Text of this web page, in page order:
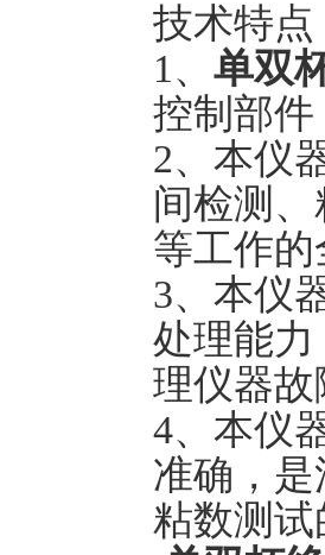
技术特点
1、 单双
控制部
2、本仪
间检测
等工作
3、本仪
处理能
理仪器
4、本仪
准确，
粘数测